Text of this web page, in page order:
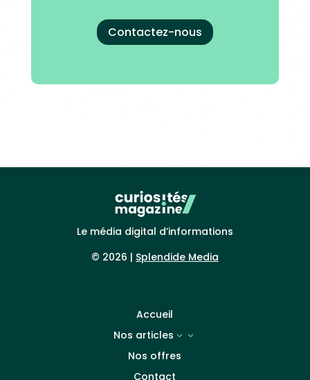
Contactez-nous
Le média digital d’informations
© 2026 | Splendide Media
Accueil
Nos articles
3
Nos offres
Contact